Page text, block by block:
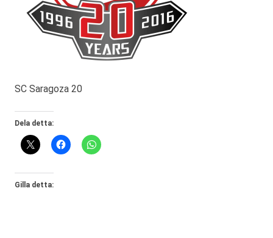
SC Saragoza 20
Dela detta:
Gilla detta: